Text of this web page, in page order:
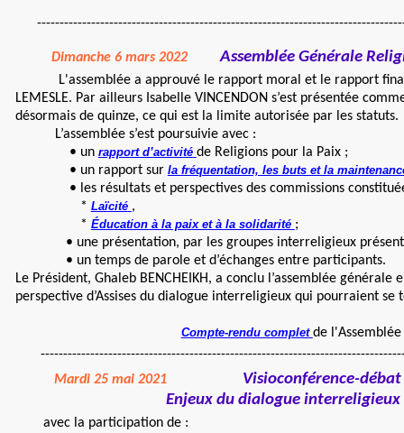
Dimanche 6 mars 2022 Assemblée Générale
L'assemblée a approuvé le rapport moral et le rapport
LEMESLE. Par ailleurs Isabelle VINCENDON s’est présentée
désormais de quinze, ce qui est la limite autorisée par les statuts.
L’assemblée s’est poursuivie avec :
• un rapport d’activité de Religions pour la Paix ;
• un rapport sur la fréquentation, les buts et la
• les résultats et perspectives des commissions constituées
* Laïcité ,
* Éducation à la paix et à la solidarité ;
• une présentation, par les groupes interreligieux présents,
• un temps de parole et d’échanges entre participants.
Le Président, Ghaleb BENCHEIKH, a conclu l’assemblée
perspective d’Assises du dialogue interreligieux qui pourraient se
Compte-rendu complet de
Mardi 25 mai 2021
Visioconférence-débat
Enjeux du dialogue interreligieux dans
avec la participation de :